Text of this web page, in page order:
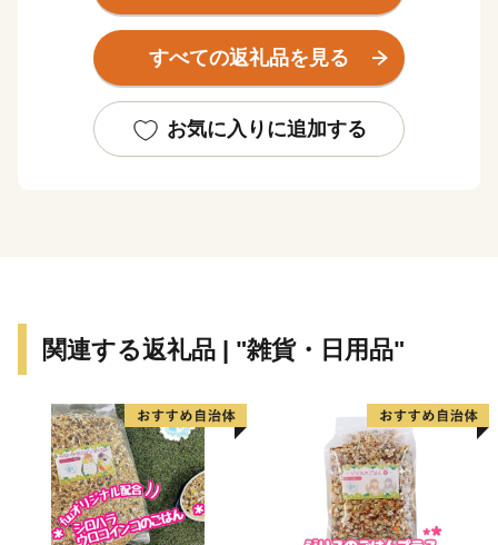
雄大な沙流川に育まれた自然環境では、出荷量全道一の
出荷量を誇る「びらとりトマト」を使った「ニㇱパの恋
牛の「びらとり和牛」、ゆめぴりかコンテストで最高金
賞を受賞した「ゆめぴりか」など全国に誇れる逸品が揃
間「二風谷コタン」があります。2019年4月にはアイヌ
レㇱパ」がオープンしました。その他にも、野生の「す
ずらん」が日本一の広さで咲き誇るすずらん群生地、義
経の御神像が安置され祭られている「義経神社」やアイ
ヌ民族から判官カムイとして親しまれた義経にまつわる
資料を展示している「義経資料館」、オートキャンプ場
すべての返礼品を見る
お気に入りに追加する
関連する返礼品 | "雑貨・日用品"